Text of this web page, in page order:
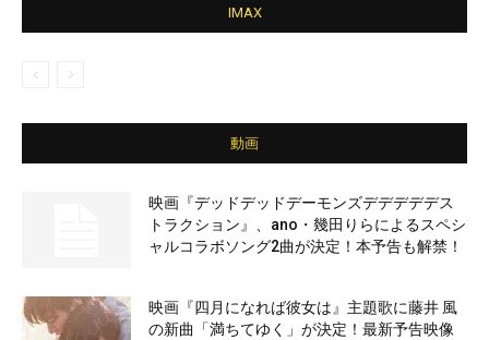
IMAX
動画
映画『デッドデッドデーモンズデデデデデス
トラクション』、ano・幾田りらによるスペシ
ャルコラボソング2曲が決定！本予告も解禁！
映画『四月になれば彼女は』主題歌に藤井 風
の新曲「満ちてゆく」が決定！最新予告映像